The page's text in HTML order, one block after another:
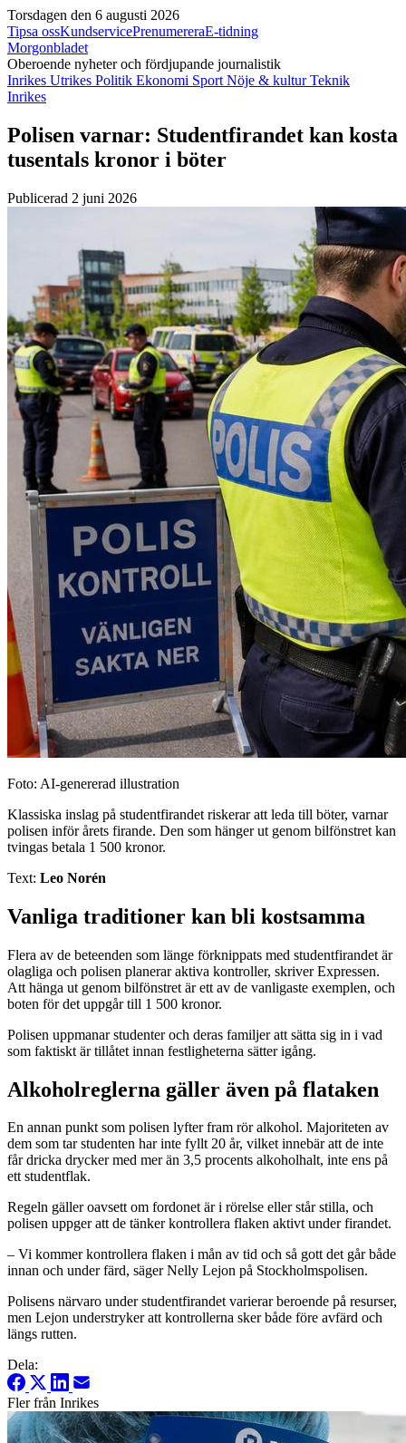
Torsdagen den 6 augusti 2026
Tipsa ossKundservicePrenumereraE-tidning
Morgonbladet
Oberoende nyheter och fördjupande journalistik
Inrikes Utrikes Politik Ekonomi Sport Nöje & kulturTeknik
Inrikes
Polisen varnar: Studentfirandet kan kosta
tusentals kronor i böter
Publicerad 2 juni 2026
Foto: AI-genererad illustration
Klassiska inslag på studentfirandet riskerar att leda till böter, varnar
polisen inför årets firande. Den som hänger ut genom bilfönstret kan
tvingas betala 1 500 kronor.
Text: Leo Norén
Vanliga traditioner kan bli kostsamma
Flera av de beteenden som länge förknippats med studentfirandet är
olagliga och polisen planerar aktiva kontroller, skriver Expressen.
Att hänga ut genom bilfönstret är ett av de vanligaste exemplen, och
boten för det uppgår till 1 500 kronor.
Polisen uppmanar studenter och deras familjer att sätta sig in i vad
som faktiskt är tillåtet innan festligheterna sätter igång.
Alkoholreglerna gäller även på flataken
En annan punkt som polisen lyfter fram rör alkohol. Majoriteten av
dem som tar studenten har inte fyllt 20 år, vilket innebär att de inte
får dricka drycker med mer än 3,5 procents alkoholhalt, inte ens på
ett studentflak.
Regeln gäller oavsett om fordonet är i rörelse eller står stilla, och
polisen uppger att de tänker kontrollera flaken aktivt under firandet.
– Vi kommer kontrollera flaken i mån av tid och så gott det går både
innan och under färd, säger Nelly Lejon på Stockholmspolisen.
Polisens närvaro under studentfirandet varierar beroende på resurser,
men Lejon understryker att kontrollerna sker både före avfärd och
längs rutten.
Dela:
Fler från Inrikes